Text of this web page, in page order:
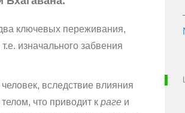
двеши
ключевых переживания,
т.е. изначального забвения
вследствие влияния
что приводит к раге и